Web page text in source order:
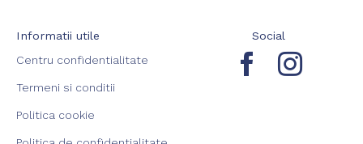
Informatii utile
Centru confidentialitate
Termeni si conditii
Politica cookie
Social